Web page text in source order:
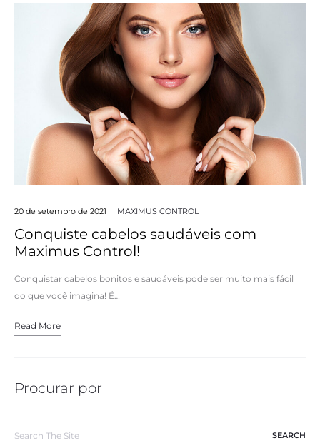
20 de setembro de 2021 MAXIMUS CONTROL
Conquiste cabelos saudáveis com
Maximus Control!
Conquistar cabelos bonitos e saudáveis pode ser muito mais fácil
do que você imagina! É…
Read More
Procurar por